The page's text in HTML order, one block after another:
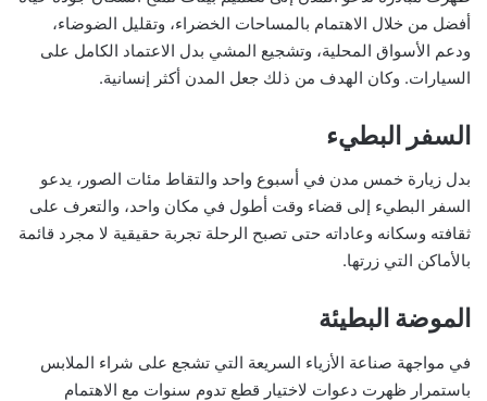
أفضل من خلال الاهتمام بالمساحات الخضراء، وتقليل الضوضاء،
ودعم الأسواق المحلية، وتشجيع المشي بدل الاعتماد الكامل على
السيارات. وكان الهدف من ذلك جعل المدن أكثر إنسانية.
السفر البطيء
بدل زيارة خمس مدن في أسبوع واحد والتقاط مئات الصور، يدعو
السفر البطيء إلى قضاء وقت أطول في مكان واحد، والتعرف على
ثقافته وسكانه وعاداته حتى تصبح الرحلة تجربة حقيقية لا مجرد قائمة
بالأماكن التي زرتها.
الموضة البطيئة
في مواجهة صناعة الأزياء السريعة التي تشجع على شراء الملابس
باستمرار ظهرت دعوات لاختيار قطع تدوم سنوات مع الاهتمام